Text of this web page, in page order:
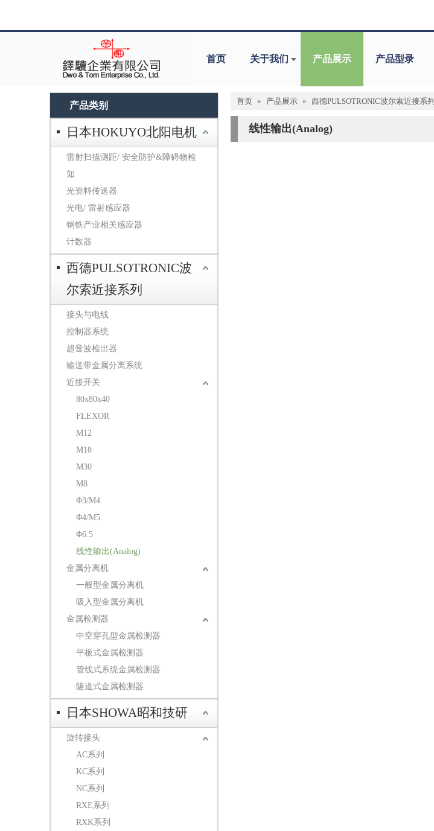
首页 关于我们 产品展示 产品型录
产品类别
日本HOKUYO北阳电机
雷射扫描测距/ 安全防护&障碍物检
知
光资料传送器
光电/ 雷射感应器
钢铁产业相关感应器
计数器
西德PULSOTRONIC波
尔索近接系列
接头与电线
控制器系统
超音波检出器
输送带金属分离系统
近接开关
80x80x40
FLEXOR
M12
M18
M30
M8
Φ3/M4
Φ4/M5
Φ6.5
线性输出(Analog)
金属分离机
一般型金属分离机
吸入型金属分离机
金属检测器
中空穿孔型金属检测器
平板式金属检测器
管线式系统金属检测器
隧道式金属检测器
日本SHOWA昭和技研
旋转接头
AC系列
KC系列
NC系列
RXE系列
RXK系列
首页 » 产品展示 » 西德PULSOTRONIC波尔索近接系列
线性输出(Analog)